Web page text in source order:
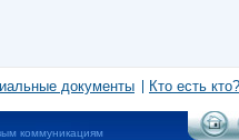
документы Кто есть кто?
коммуникациям